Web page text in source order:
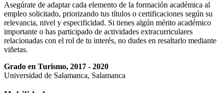
Asegúrate de adaptar cada elemento de la formación académica al
empleo solicitado, priorizando tus títulos o certificaciones según su
relevancia, nivel y especificidad. Si tienes algún mérito académico
importante o has participado de actividades extracurriculares
relacionadas con el rol de tu interés, no dudes en resaltarlo mediante
viñetas.
Grado en Turismo, 2017 - 2020
Universidad de Salamanca, Salamanca